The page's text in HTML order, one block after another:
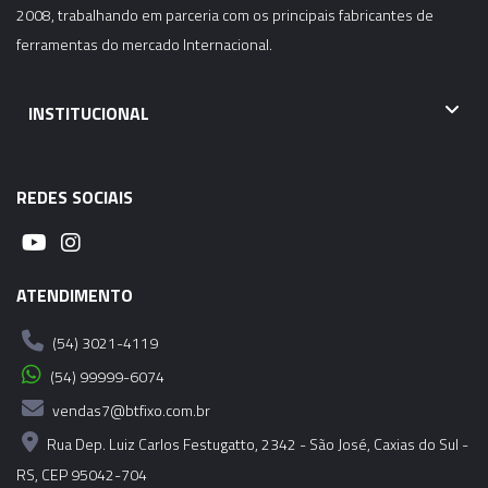
17,50-17,00MM
02750 - ANEL DE VEDAÇÃO PARA PINÇA ER-40 -
02751 - ANEL DE VEDAÇÃO PARA PINÇA ER-40 -
18,50-18,00MM
02752 - ANEL DE VEDAÇÃO PARA PINÇA ER-40 -
2008, trabalhando em parceria com os principais fabricantes de
ferramentas do mercado Internacional.
INSTITUCIONAL
REDES SOCIAIS
ATENDIMENTO
(54) 3021-4119
(54) 99999-6074
vendas7@btfixo.com.br
Rua Dep. Luiz Carlos Festugatto, 2342 - São José, Caxias do Sul -
RS, CEP 95042-704